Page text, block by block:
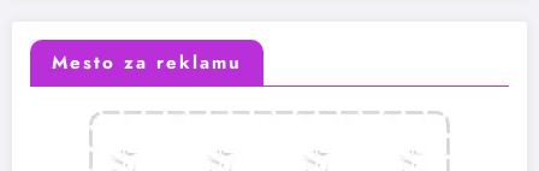
Mesto za reklamu